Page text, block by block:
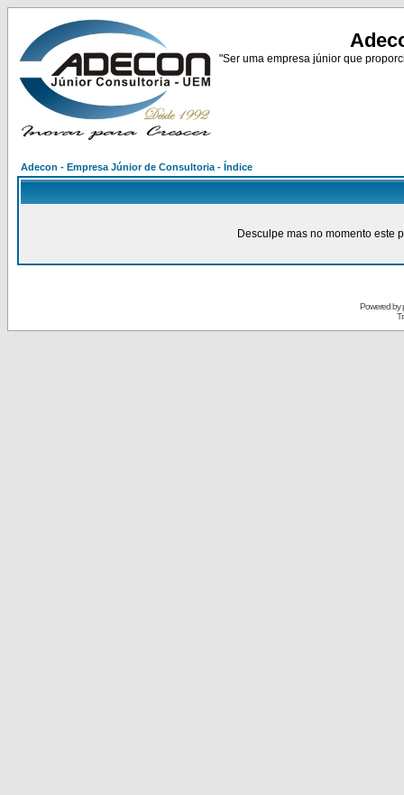
"Ser uma empresa júnior que
Adecon - Empresa Júnior de Consultoria - Índice
Desculpe mas no momento este
Powered by